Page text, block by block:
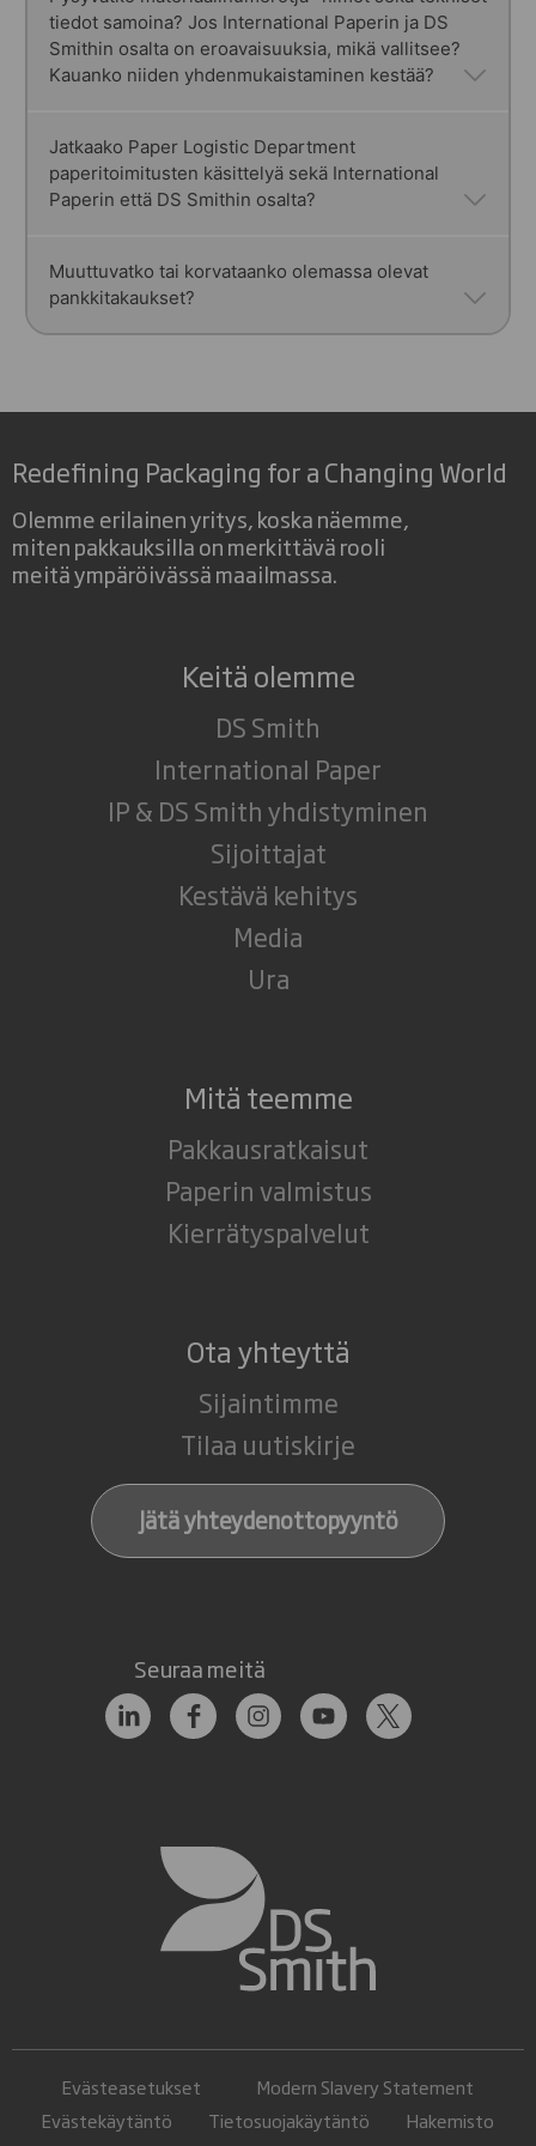
muutoksia tulee, viestimme ja sovimme asiasta
kanssasi.
tiedot samoina? Jos International Paperin ja DS
Smithin osalta on eroavaisuuksia, mikä vallitsee?
Kauanko niiden yhdenmukaistaminen kestää?
Käymme läpi kaikkia materiaaleja ja teknisiä
tietoja ja tutkimme tarpeita tehdä muutoksia. Jos
muutoksia tehdään, keskustelemme kanssasi.
vaikutuksesta, eikä meillä ole tällä hetkellä tälle
asetettu aikataulua. Tässä vaiheessa kaikki
Jatkaako Paper Logistic Department
paperitoimitusten käsittelyä sekä International
Paperin että DS Smithin osalta?
Tässä vaiheessa toiminnot jatkuvat kuten
ennenkin. Kerromme kaikista mahdollisista
operatiivisista muutoksista, jos sellaisia tulee,
Muuttuvatko tai korvataanko olemassa olevat
pankkitakaukset?
Redefining Packaging for a Changing World
Olemme erilainen yritys, koska näemme,
miten pakkauksilla on merkittävä rooli
meitä ympäröivässä maailmassa.
Keitä olemme
DS Smith
International Paper
IP & DS Smith yhdistyminen
Sijoittajat
Kestävä kehitys
Media
Ura
Mitä teemme
Pakkausratkaisut
Paperin valmistus
Kierrätyspalvelut
Ota yhteyttä
Sijaintimme
Tilaa uutiskirje
Jätä yhteydenottopyyntö
Seuraa meitä
Evästeasetukset
Modern Slavery Statement
Evästekäytäntö
Tietosuojakäytäntö
Hakemisto